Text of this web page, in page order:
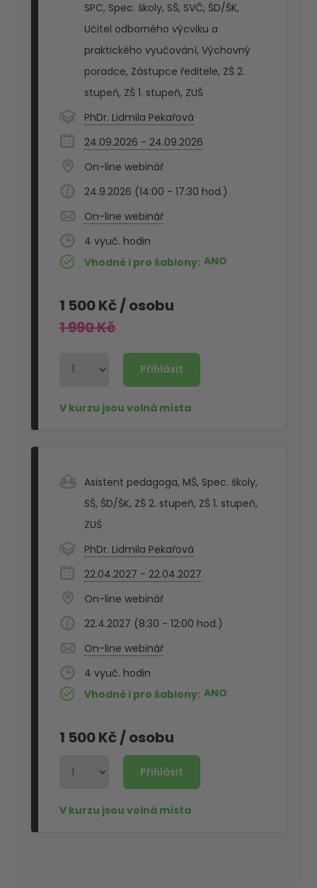
SPC, Spec. školy, SŠ, SVČ, ŠD/ŠK,
Učitel odborného výcviku a
praktického vyučování,Výchovný
poradce, Zástupce ředitele, ZŠ 2.
stupeň, ZŠ 1. stupeň, ZUŠ
PhDr. Lidmila Pekařová
24.09.2026 - 24.09.2026
On-line webinář
24.9.2026 (14:00 - 17:30 hod.)
On-line webinář
4
Vhodné i pro šablony ANO
1 990 Kč
1 500 Kč/ osobu
Asistent pedagoga, MŠ, Spec. školy,
SŠ, ŠD/ŠK, ZŠ 2. stupeň, ZŠ 1. stupeň,
ZUŠ
PhDr. Lidmila Pekařová
22.04.2027 - 22.04.2027
On-line webinář
22.4.2027 (8:30 - 12:00 hod.)
On-line webinář
4
Vhodné i pro šablony ANO
1 500 Kč/ osobu